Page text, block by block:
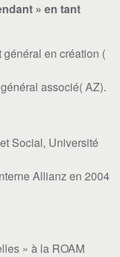
» en tant
général en création (
associé( AZ).
Social, Université
Allianz en 2004
» à la ROAM